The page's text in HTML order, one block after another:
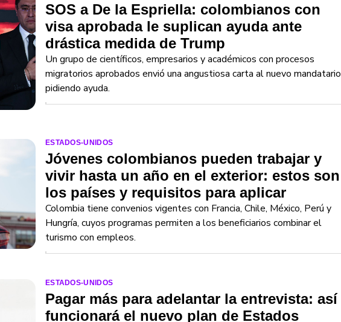
SOS a De la Espriella: colombianos con
visa aprobada le suplican ayuda ante
drástica medida de Trump
Un grupo de científicos, empresarios y académicos con procesos
migratorios aprobados envió una angustiosa carta al nuevo mandatario
pidiendo ayuda.
ESTADOS-UNIDOS
Jóvenes colombianos pueden trabajar y
vivir hasta un año en el exterior: estos son
los países y requisitos para aplicar
Colombia tiene convenios vigentes con Francia, Chile, México, Perú y
Hungría, cuyos programas permiten a los beneficiarios combinar el
turismo con empleos.
ESTADOS-UNIDOS
Pagar más para adelantar la entrevista: así
funcionará el nuevo plan de Estados